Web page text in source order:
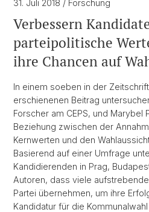
31. Juli 2018 / Forschung
Verbessern
parteipolitische
ihre Chancen auf
In einem soeben in der
erschienenen Beitrag
Forscher am CEPS, und Marybel
Beziehung zwischen der
Kernwerten und den
Basierend auf einer Umfrage
Kandidierenden in Prag,
Autoren, dass viele
Partei übernehmen, um ihre
Kandidatur für die